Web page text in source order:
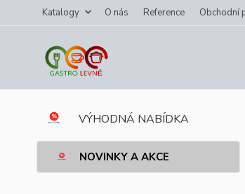
Katalogy O nás Reference Obchodní
VÝHODNÁ NABÍDKA
NOVINKY A AKCE